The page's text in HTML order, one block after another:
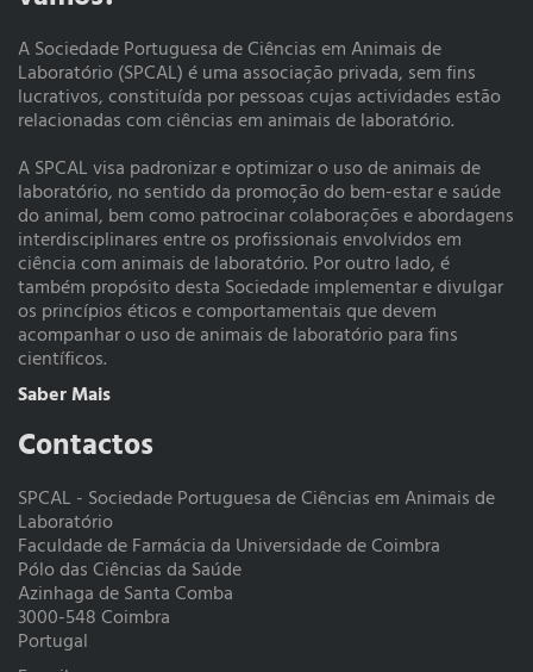
A Sociedade Portuguesa de Ciências em Animais de
Laboratório (SPCAL) é uma associação privada, sem fins
lucrativos, constituída por pessoas cujas actividades estão
relacionadas com ciências em animais de laboratório.
A SPCAL visa padronizar e optimizar o uso de animais de
laboratório, no sentido da promoção do bem-estar e saúde
do animal, bem como patrocinar colaborações e abordagens
interdisciplinares entre os profissionais envolvidos em
ciência com animais de laboratório. Por outro lado, é
também propósito desta Sociedade implementar e divulgar
os princípios éticos e comportamentais que devem
acompanhar o uso de animais de laboratório para fins
científicos.
Saber Mais
Contactos
SPCAL - Sociedade Portuguesa de Ciências em Animais de
Laboratório
Faculdade de Farmácia da Universidade de Coimbra
Pólo das Ciências da Saúde
Azinhaga de Santa Comba
3000-548 Coimbra
Portugal